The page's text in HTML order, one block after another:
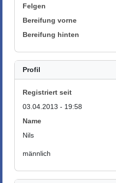
Felgen
Bereifung vorne
Bereifung hinten
Profil
Registriert seit
03.04.2013 - 19:58
Name
Nils
männlich